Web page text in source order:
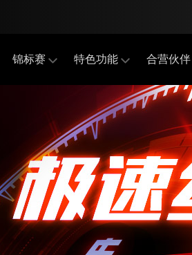
锦标赛 特色功能 合营伙伴